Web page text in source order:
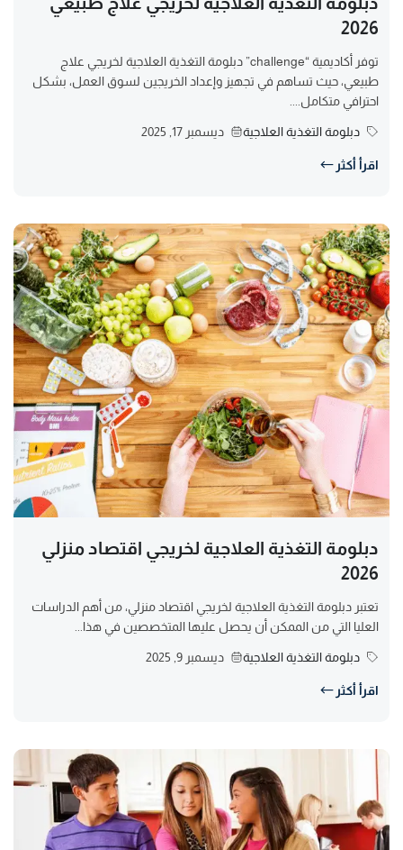
2026
توفر أكاديمية “challenge” دبلومة التغذية العلاجية لخريجي علاج
طبيعي، حيث تساهم في تجهيز وإعداد الخريجين لسوق العمل، بشكل
احترافي متكامل....
دبلومة التغذية العلاجية ديسمبر 17, 2025
اقرأ أكثر
دبلومة التغذية العلاجية لخريجي اقتصاد منزلي
2026
تعتبر دبلومة التغذية العلاجية لخريجي اقتصاد منزلي، من أهم الدراسات
العليا التي من الممكن أن يحصل عليها المتخصصين في هذا...
دبلومة التغذية العلاجية ديسمبر 9, 2025
اقرأ أكثر